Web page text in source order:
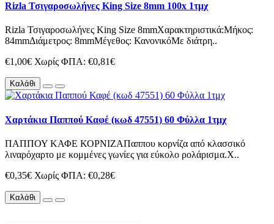
Rizla Τσιγαροσωλήνες King Size 8mm 100x 1τμχ
Rizla Τσιγαροσωλήνες King Size 8mmΧαρακτηριστικά:Μήκος:
84mmΔιάμετρος: 8mmΜέγεθος: ΚανονικόΜε διάτρη..
€1,00€ Χωρίς ΦΠΑ: €0,81€
Καλάθι
Χαρτάκια Παππού Καφέ (κωδ 47551) 60 Φύλλα 1τμχ
ΠΑΠΠΟΥ ΚΑΦΕ ΚΟΡΝΙΖΑΠαππου κορνίζα από κλασσικό
λιναρόχαρτο με κομμένες γωνίες για εύκολο ρολάρισμα.Χ..
€0,35€ Χωρίς ΦΠΑ: €0,28€
Καλάθι